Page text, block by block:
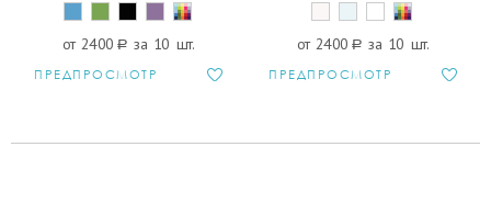
от 2400 a за 10 шт.
ПРЕДПРОСМОТР
от 2400 a за 10 шт.
ПРЕДПРОСМОТР